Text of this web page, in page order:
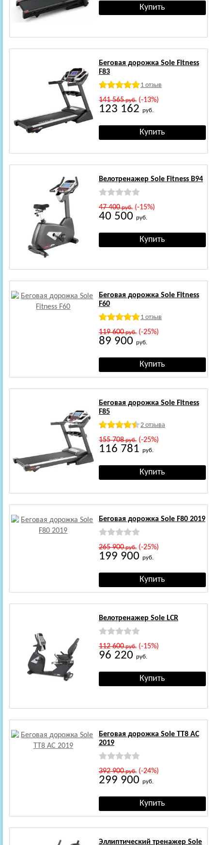
Беговая дорожка Sole Fitness
F83
1 отзыв
141 565руб.(-13%)
123 162 руб.
Велотренажер Sole Fitness B94
47 400руб.(-15%)
40 500 руб.
Беговая дорожка Sole Fitness
F60
1 отзыв
119 600руб.(-25%)
89 900 руб.
Беговая дорожка Sole Fitness
F85
2 отзыва
155 708руб.(-25%)
116 781 руб.
Беговая дорожка Sole F80 2019
265 900руб.(-25%)
199 900 руб.
Велотренажер Sole LCR
112 600руб.(-15%)
96 220 руб.
Беговая дорожка Sole TT8 AC
2019
392 900руб.(-24%)
299 900 руб.
Эллиптический тренажер Sole